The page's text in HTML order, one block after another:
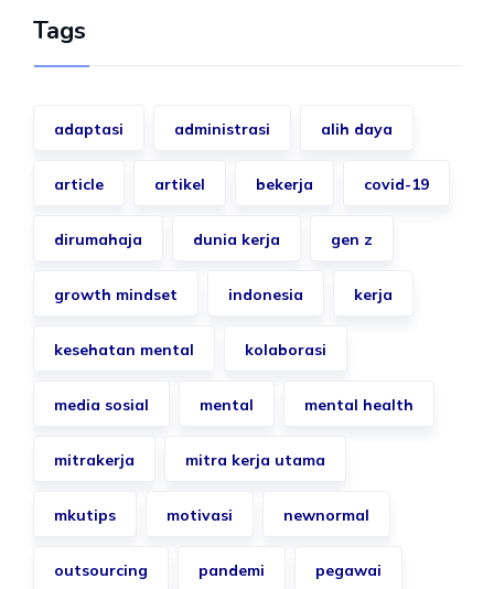
Tags
adaptasi administrasi alih daya
article artikel bekerja covid-19
dirumahaja dunia kerja gen z
growth mindset indonesia kerja
kesehatan mental kolaborasi
media sosial mental mental health
mitrakerja mitra kerja utama
mkutips motivasi newnormal
outsourcing pandemi pegawai